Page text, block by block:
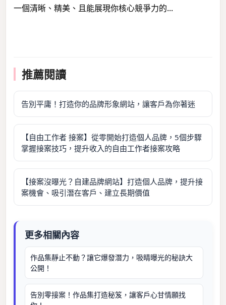
一個清晰、精美、且能展現你核心競爭力的...
推薦閱讀
告別平庸！打造你的品牌形象網站，讓客戶為你著迷
【自由工作者 接案】從零開始打造個人品牌，5個步驟
掌握接案技巧，提升收入的自由工作者接案攻略
【接案沒曝光？自建品牌網站】打造個人品牌，提升接
案機會、吸引潛在客戶、建立長期價值
更多相關內容
作品集靜止不動？讓它爆發潛力，吸睛曝光的秘訣大
公開！
告別零接案！作品集打造秘笈，讓客戶心甘情願找